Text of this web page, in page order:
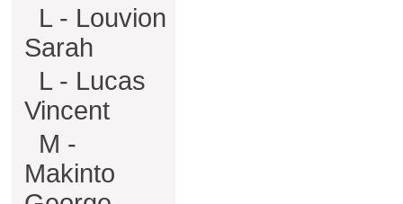
L - Louvion
Sarah
L - Lucas
Vincent
M -
Makinto